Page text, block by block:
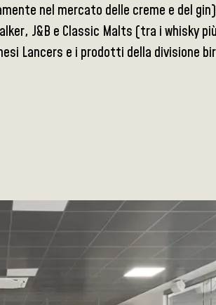
nel mercato delle creme e del
J&B e Classic Malts (tra i whisky
Lancers e i prodotti della divisione